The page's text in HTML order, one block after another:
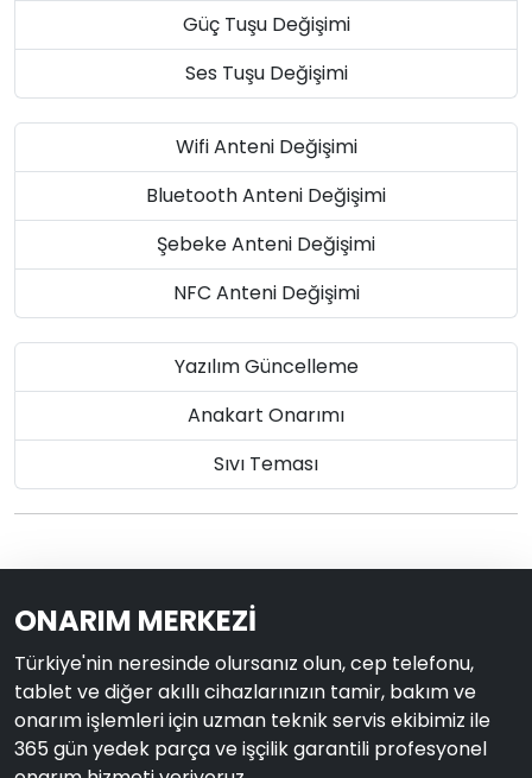
Güç Tuşu Değişimi
Ses Tuşu Değişimi
Wifi Anteni Değişimi
Bluetooth Anteni Değişimi
Şebeke Anteni Değişimi
NFC Anteni Değişimi
Yazılım Güncelleme
Anakart Onarımı
Sıvı Teması
ONARIM MERKEZİ
Türkiye'nin neresinde olursanız olun, cep telefonu,
tablet ve diğer akıllı cihazlarınızın tamir, bakım ve
onarım işlemleri için uzman teknik servis ekibimiz ile
365 gün yedek parça ve işçilik garantili profesyonel